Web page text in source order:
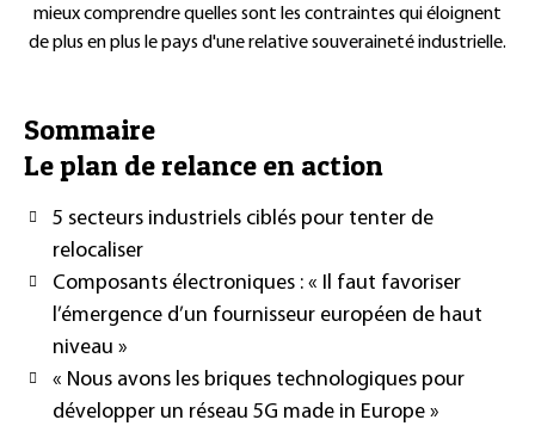
mieux comprendre quelles sont les contraintes qui éloignent
de plus en plus le pays d'une relative souveraineté industrielle.
Sommaire
Le plan de relance en action
5 secteurs industriels ciblés pour tenter de
relocaliser
Composants électroniques : « Il faut favoriser
l’émergence d’un fournisseur européen de haut
niveau »
« Nous avons les briques technologiques pour
développer un réseau 5G made in Europe »